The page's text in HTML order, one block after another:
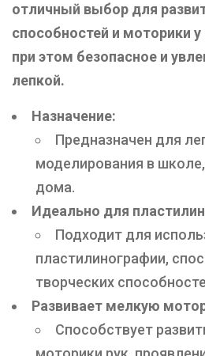
отличный выбор для
способностей и моторики
при этом безопасное и
лепкой.
Назначение:
Предназначен для
моделирования в
дома.
Идеально для
Подходит для
пластилинографии,
творческих
Развивает мелкую
Способствует